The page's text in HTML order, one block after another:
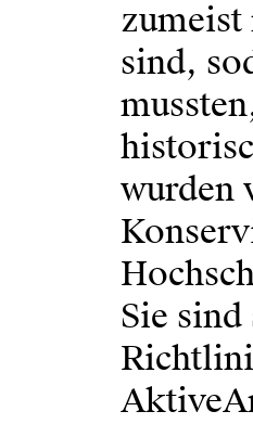
sind,
wurden
Sie